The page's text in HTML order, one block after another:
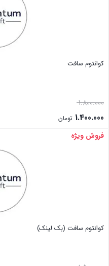
کوانتوم سافت
1.800.000
1.400.000 تومان
بستن
فروش ویژه
کوانتوم سافت (بک لینک)